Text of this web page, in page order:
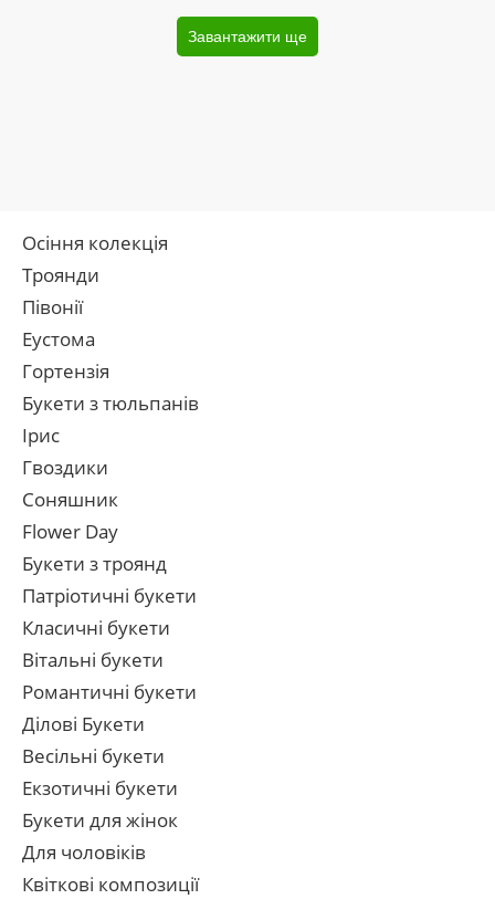
Завантажити ще
Осіння колекція
Троянди
Півонії
Еустома
Гортензія
Букети з тюльпанів
Ірис
Гвоздики
Соняшник
Flower Day
Букети з троянд
Патріотичні букети
Класичні букети
Вітальні букети
Романтичні букети
Ділові Букети
Весільні букети
Екзотичні букети
Букети для жінок
Для чоловіків
Квіткові композиції